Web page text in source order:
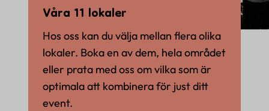
Våra 11 lokaler
Hos oss kan du välja mellan flera olika
lokaler. Boka en av dem, hela området
eller prata med oss om vilka som är
optimala att kombinera för just ditt
event.